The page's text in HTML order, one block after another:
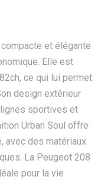
et élégante
Elle est
ce qui lui permet
design extérieur
sportives et
Urban Soul offre
avec des matériaux
La Peugeot 208
pour la vie